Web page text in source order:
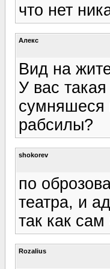
что нет
Алекс
Вид на
У вас
сумняшеся
рабсилы?
shokorev
по
театра, и
так как
Rozalius